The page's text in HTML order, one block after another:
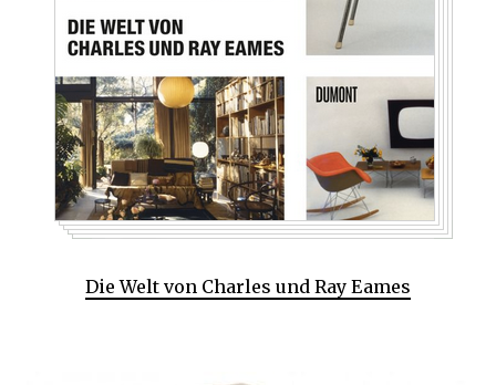
Die Welt von Charles und Ray Eames